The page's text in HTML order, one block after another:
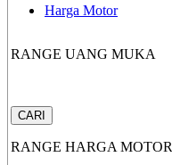
Harga Motor
RANGE UANG MUKA
CARI
RANGE HARGA MOTOR